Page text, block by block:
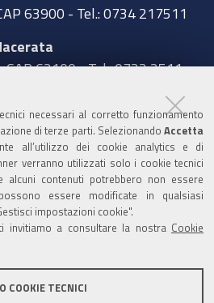
necessari al corretto funzionamento
di terze parti. Selezionando Accetta
all’utilizzo dei cookie analytics e di
verranno utilizzati solo i cookie tecnici
alcuni contenuti potrebbero non essere
essere modificate in qualsiasi
impostazioni cookie".
invitiamo a consultare la nostra Cookie
COOKIE TECNICI
63900 - Tel.: 0734 217511
CAP 62100 - Tel.: 0733 2511
- CAP 61121 - Tel.: 0721
sito (fonte Web Analytics Italia)